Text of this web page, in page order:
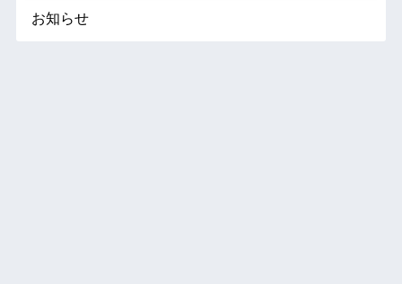
お知らせ